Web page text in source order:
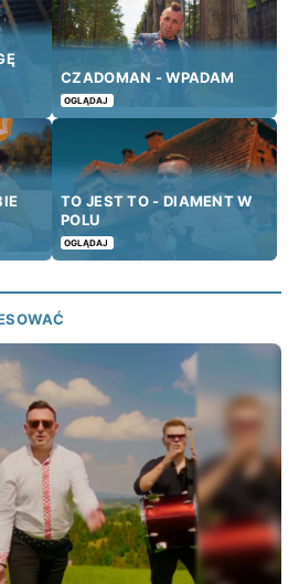
CZADOMAN - WPADAM
OGLĄDAJ
TO JEST TO - DIAMENT W
POLU
OGLĄDAJ